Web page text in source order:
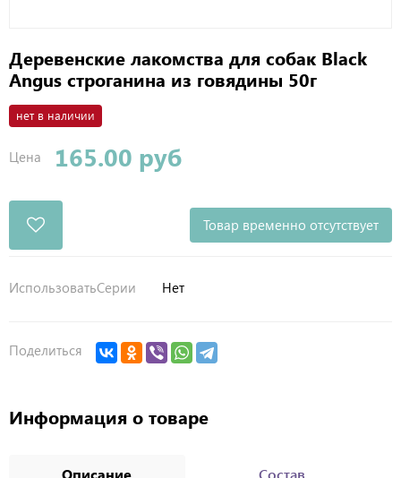
Деревенские лакомства для собак Black
Angus строганина из говядины 50г
нет в наличии
Цена 165.00 руб
Товар временно отсутствует
ИспользоватьСерии Нет
Поделиться
Информация о товаре
Описание Состав